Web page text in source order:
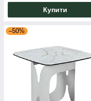
Купити
–50%